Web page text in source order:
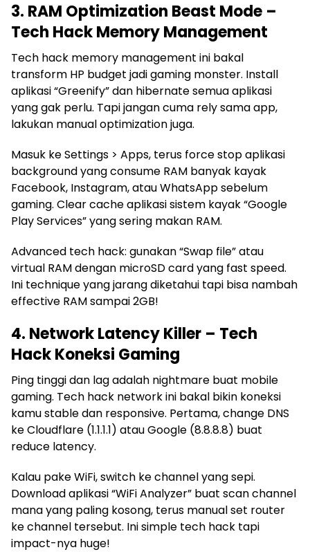
3. RAM Optimization Beast Mode –
Tech Hack Memory Management
Tech hack memory management ini bakal
transform HP budget jadi gaming monster. Install
aplikasi “Greenify” dan hibernate semua aplikasi
yang gak perlu. Tapi jangan cuma rely sama app,
lakukan manual optimization juga.
Masuk ke Settings > Apps, terus force stop aplikasi
background yang consume RAM banyak kayak
Facebook, Instagram, atau WhatsApp sebelum
gaming. Clear cache aplikasi sistem kayak “Google
Play Services” yang sering makan RAM.
Advanced tech hack: gunakan “Swap file” atau
virtual RAM dengan microSD card yang fast speed.
Ini technique yang jarang diketahui tapi bisa nambah
effective RAM sampai 2GB!
4. Network Latency Killer – Tech
Hack Koneksi Gaming
Ping tinggi dan lag adalah nightmare buat mobile
gaming. Tech hack network ini bakal bikin koneksi
kamu stable dan responsive. Pertama, change DNS
ke Cloudflare (1.1.1.1) atau Google (8.8.8.8) buat
reduce latency.
Kalau pake WiFi, switch ke channel yang sepi.
Download aplikasi “WiFi Analyzer” buat scan channel
mana yang paling kosong, terus manual set router
ke channel tersebut. Ini simple tech hack tapi
impact-nya huge!